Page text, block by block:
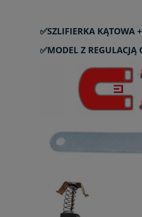
✅SZLIFIERKA KĄTOWA
✅MODEL Z REGULACJĄ